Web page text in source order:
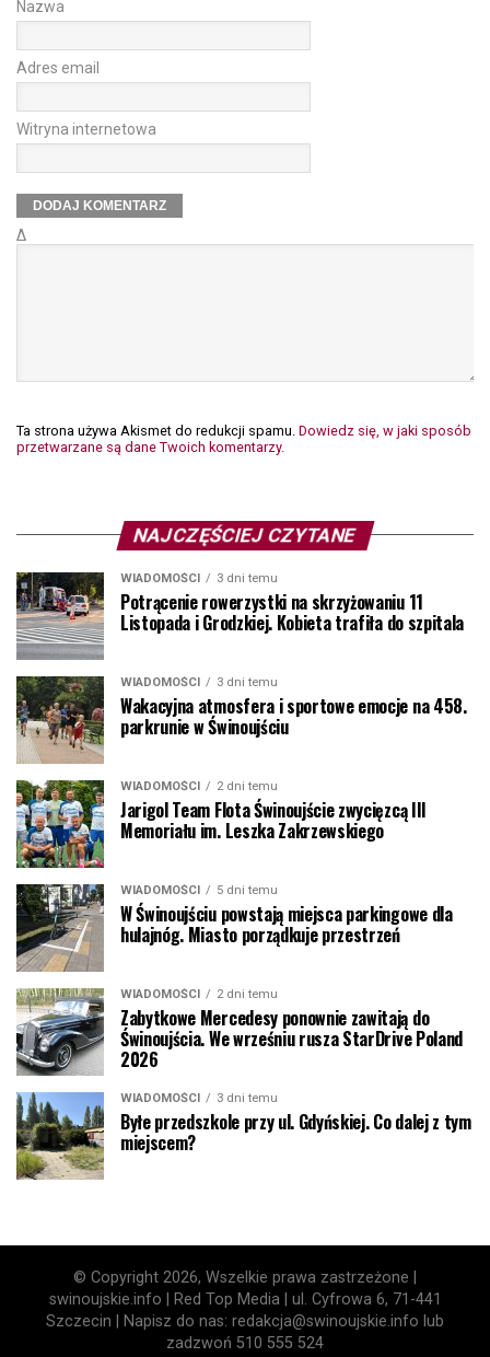
Nazwa
Adres email
Witryna internetowa
Δ
Ta strona używa Akismet do redukcji spamu. Dowiedz się, w jaki sposób
przetwarzane są dane Twoich komentarzy.
NAJCZĘŚCIEJ CZYTANE
WIADOMOŚCI 3 dni temu
Potrącenie rowerzystki na skrzyżowaniu 11
Listopada i Grodzkiej. Kobieta trafiła do szpitala
WIADOMOŚCI 3 dni temu
Wakacyjna atmosfera i sportowe emocje na 458.
parkrunie w Świnoujściu
WIADOMOŚCI 2 dni temu
Jarigol Team Flota Świnoujście zwycięzcą III
Memoriału im. Leszka Zakrzewskiego
WIADOMOŚCI 5 dni temu
W Świnoujściu powstają miejsca parkingowe dla
hulajnóg. Miasto porządkuje przestrzeń
WIADOMOŚCI 2 dni temu
Zabytkowe Mercedesy ponownie zawitają do
Świnoujścia. We wrześniu rusza StarDrive Poland
2026
WIADOMOŚCI 3 dni temu
Byłe przedszkole przy ul. Gdyńskiej. Co dalej z tym
miejscem?
© Copyright 2026, Wszelkie prawa zastrzeżone |
swinoujskie.info | Red Top Media | ul. Cyfrowa 6, 71-441
Szczecin | Napisz do nas: redakcja@swinoujskie.info lub
zadzwoń 510 555 524